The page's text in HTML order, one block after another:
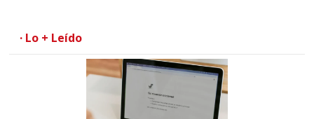
· Lo + Leído